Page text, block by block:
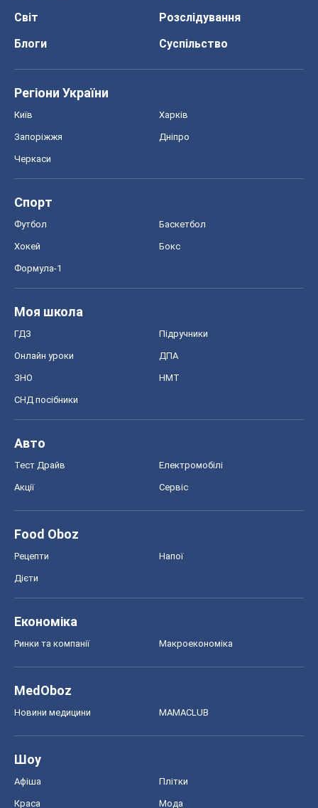
Світ
Розслідування
Блоги
Суспільство
Регіони України
Київ Харків
Запоріжжя Дніпро
Черкаси
Спорт
Футбол Баскетбол
Хокей Бокс
Формула-1
Моя школа
ГДЗ Підручники
Онлайн уроки ДПА
ЗНО НМТ
СНД посібники
Авто
Тест Драйв Електромобілі
Акції Сервіс
Food Oboz
Рецепти Напої
Дієти
Економіка
Ринки та компанії Макроекономіка
MedOboz
Новини медицини MAMACLUB
Шоу
Афіша Плітки
Краса Мода